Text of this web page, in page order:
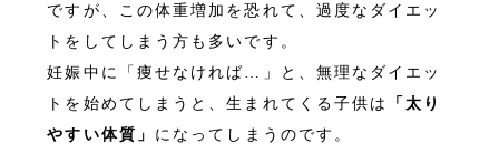
ですが、この体重増加を恐れて、過度なダイエッ
トをしてしまう方も多いです。
妊娠中に「痩せなければ…」と、無理なダイエッ
トを始めてしまうと、生まれてくる子供は
「太り
やすい体質」 になってしまうのです。